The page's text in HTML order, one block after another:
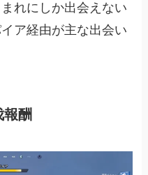
れにしか出会えない
ア経由が主な出会い
報酬